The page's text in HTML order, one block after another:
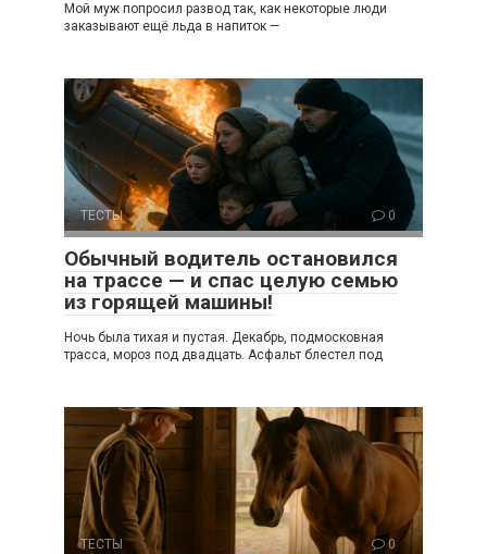
Мой муж попросил развод так, как некоторые люди
заказывают ещё льда в напиток —
ТЕСТЫ 0
Обычный водитель остановился
на трассе — и спас целую семью
из горящей машины!
Ночь была тихая и пустая. Декабрь, подмосковная
трасса, мороз под двадцать. Асфальт блестел под
ТЕСТЫ 0